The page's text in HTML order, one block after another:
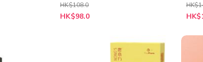
HK$108.0
特
殊
HK$98.0
特
殊
格